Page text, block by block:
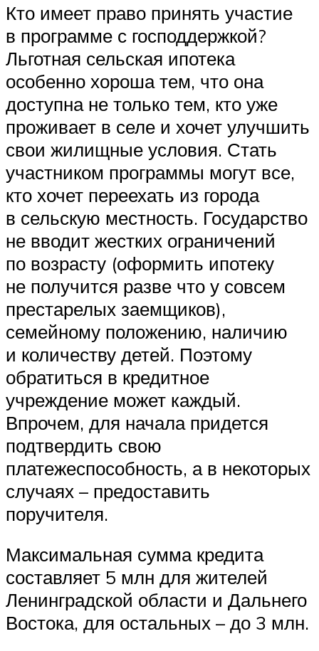
Кто имеет право принять участие
в программе с господдержкой?
Льготная сельская ипотека
особенно хороша тем, что она
доступна не только тем, кто уже
проживает в селе и хочет улучшить
свои жилищные условия. Стать
участником программы могут все,
кто хочет переехать из города
в сельскую местность. Государство
не вводит жестких ограничений
по возрасту (оформить ипотеку
не получится разве что у совсем
престарелых заемщиков),
семейному положению, наличию
и количеству детей. Поэтому
обратиться в кредитное
учреждение может каждый.
Впрочем, для начала придется
подтвердить свою
платежеспособность, а в некоторых
случаях – предоставить
поручителя.
Максимальная сумма кредита
составляет 5 млн для жителей
Ленинградской области и Дальнего
Востока, для остальных – до 3 млн.